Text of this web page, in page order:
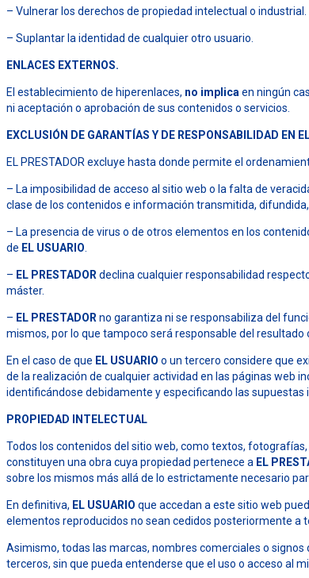
– Vulnerar los derechos de propiedad intelectual o industrial.
– Suplantar la identidad de cualquier otro usuario.
ENLACES EXTERNOS.
El establecimiento de hiperenlaces, no implica en ningún
ni aceptación o aprobación de sus contenidos o servicios.
EXCLUSIÓN DE GARANTÍAS Y DE RESPONSABILIDAD EN
EL PRESTADOR excluye hasta donde permite el
– La imposibilidad de acceso al sitio web o la falta de
clase de los contenidos e información transmitida,
– La presencia de virus o de otros elementos en los
de EL USUARIO
– EL PRESTADOR declina cualquier responsabilidad
máster.
– EL PRESTADOR no garantiza ni se responsabiliza del
mismos, por lo que tampoco será responsable del
En el caso de que EL USUARIO o un tercero considere que
de la realización de cualquier actividad en las páginas web
identificándose debidamente y especificando las supuestas
PROPIEDAD INTELECTUAL
Todos los contenidos del sitio web, como textos,
constituyen una obra cuya propiedad pertenece a EL
sobre los mismos más allá de lo estrictamente necesario
En definitiva, EL USUARIO que accedan a este sitio web
elementos reproducidos no sean cedidos posteriormente a
Asimismo, todas las marcas, nombres comerciales o signos
terceros, sin que pueda entenderse que el uso o acceso al